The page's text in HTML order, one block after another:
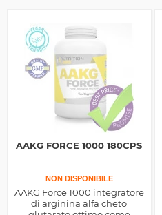
AAKG FORCE 1000 180CPS
NON DISPONIBILE
AAKG Force 1000 integratore
di arginina alfa cheto